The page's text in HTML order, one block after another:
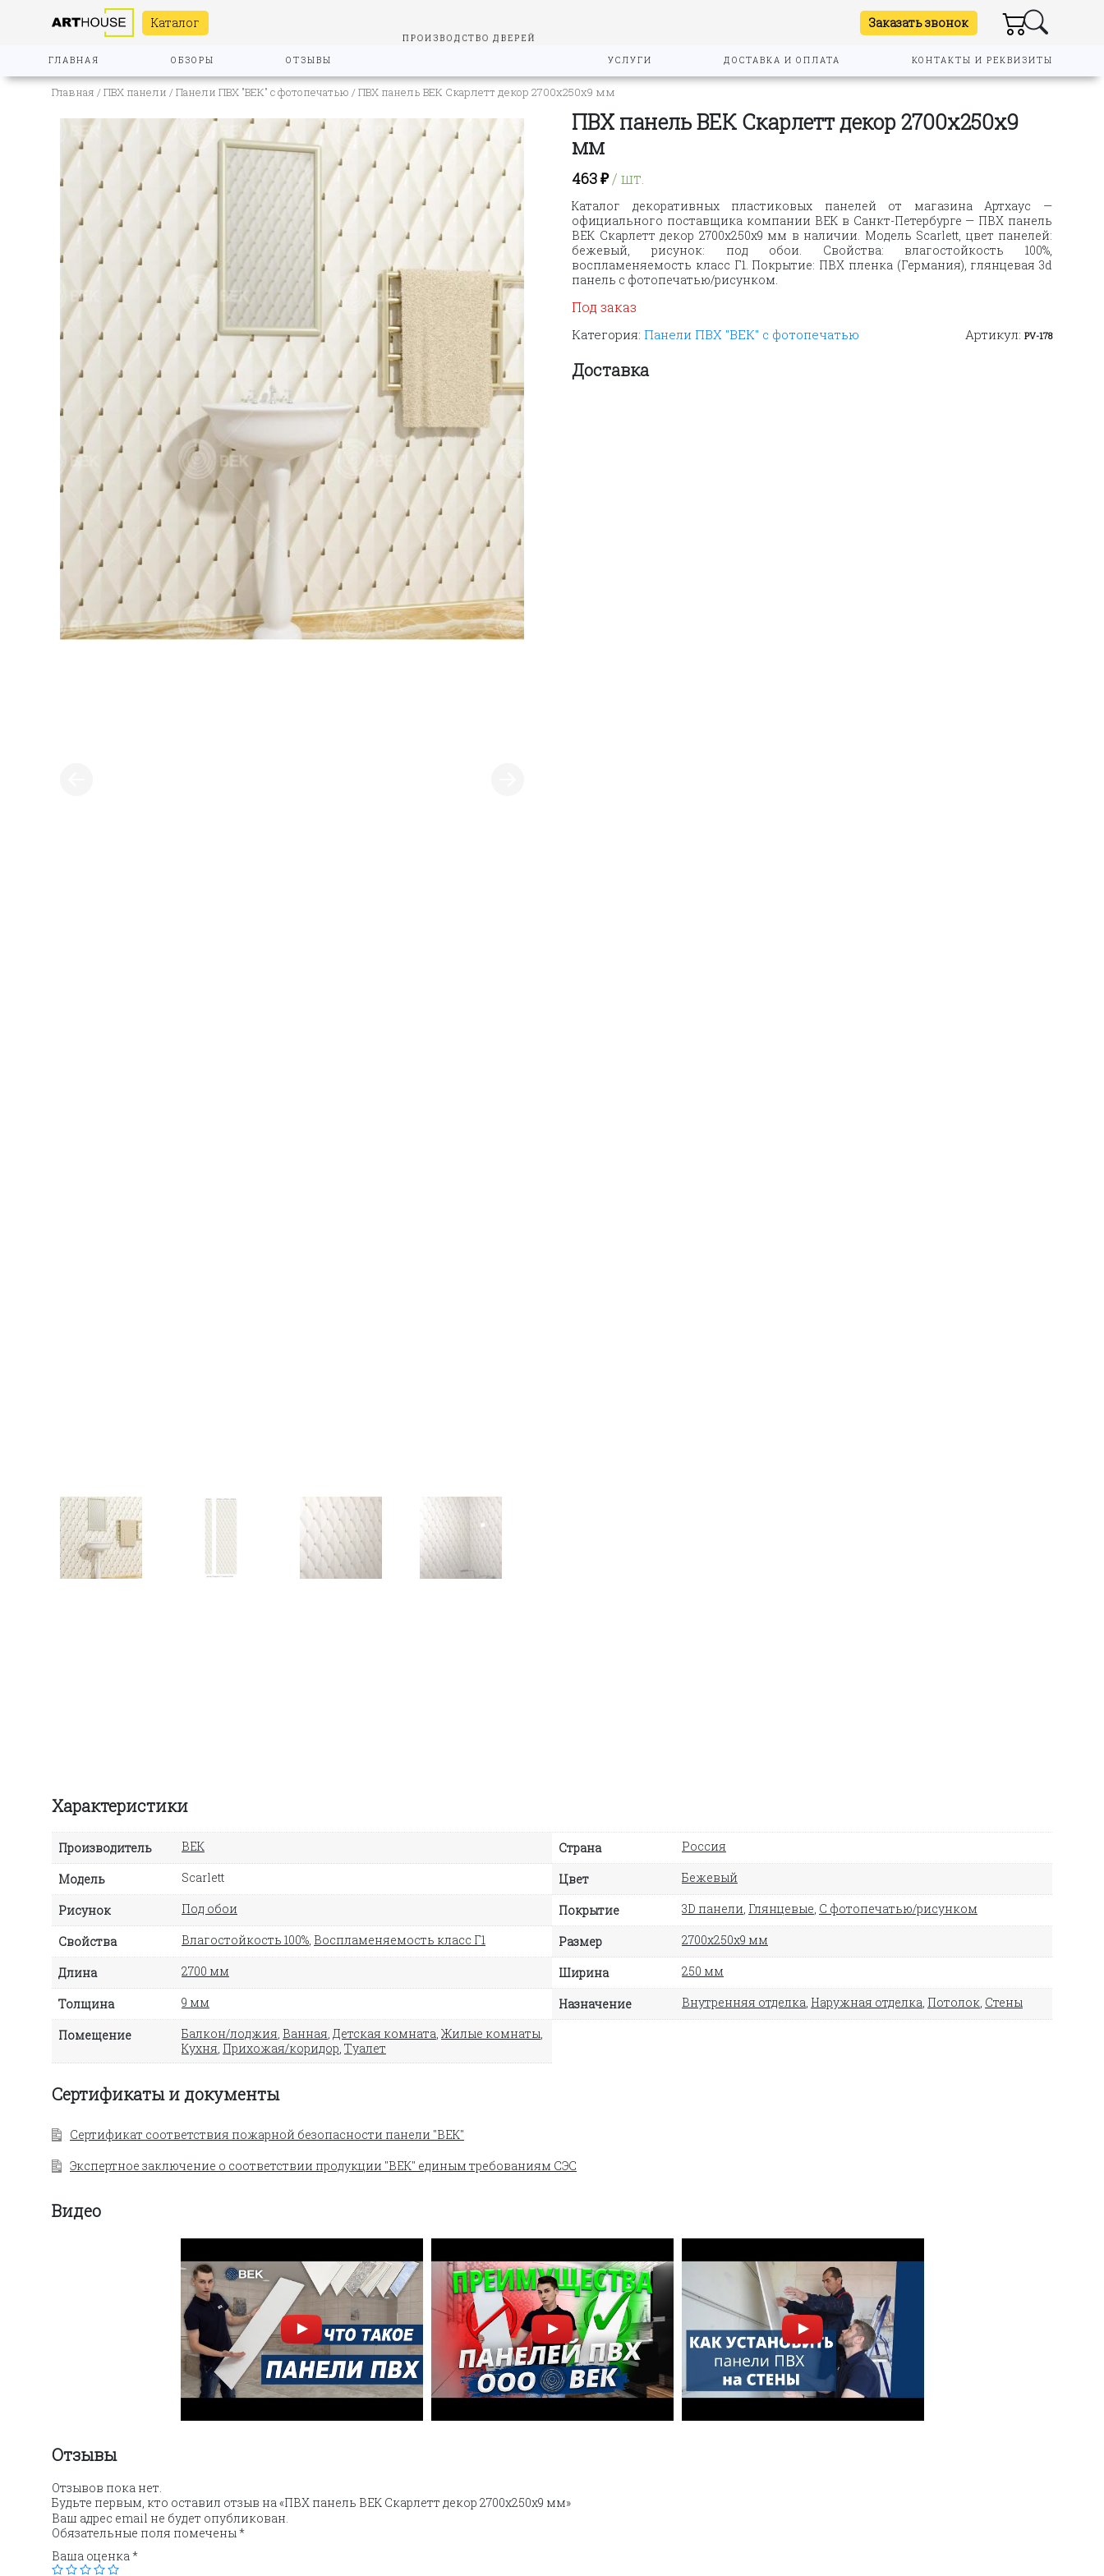
Каталог Заказать звонок
ГЛАВНАЯ ОБЗОРЫ ОТЗЫВЫ УСЛУГИ ДОСТАВКА И ОПЛАТА КОНТАКТЫ И РЕКВИЗИТЫ
Главная /ПВХ панели /Панели ПВХ "ВЕК" с фотопечатью / ПВХ панель ВЕК Скарлетт декор 2700х250х9 мм
ПВХ панель ВЕК Скарлетт декор 2700х250х9
мм
463₽/ шт.
Каталог декоративных пластиковых панелей от магазина Артхаус —
официального поставщика компании ВЕК в Санкт-Петербурге — ПВХ панель
ВЕК Скарлетт декор 2700х250х9 мм в наличии. Модель Scarlett, цвет панелей:
бежевый, рисунок: под обои. Свойства: влагостойкость 100%,
воспламеняемость класс Г1. Покрытие: ПВХ пленка (Германия), глянцевая 3d
панель с фотопечатью/рисунком.
Под заказ
Артикул: PV-178
Категория: Панели ПВХ "ВЕК" с фотопечатью
Доставка
Характеристики
Производитель ВЕК Страна Россия
Модель Scarlett Цвет Бежевый
Рисунок Под обои Покрытие 3D панели, Глянцевые, С фотопечатью/рисунком
Свойства Влагостойкость 100%, Воспламеняемость класс Г1 Размер 2700х250х9 мм
Длина 2700 мм Ширина 250 мм
Толщина 9 мм Назначение Внутренняя отделка, Наружная отделка, Потолок, Стены
Помещение Балкон/лоджия, Ванная, Детская комната, Жилые комнаты,
Кухня, Прихожая/коридор, Туалет
Сертификаты и документы
Сертификат соответствия пожарной безопасности панели "ВЕК"
Экспертное заключение о соответствии продукции "ВЕК" единым требованиям СЭС
Видео
Отзывы
Отзывов пока нет.
Будьте первым, кто оставил отзыв на «ПВХ панель ВЕК Скарлетт декор 2700х250х9 мм»
Ваш адрес email не будет опубликован.
Обязательные поля помечены*
Ваша оценка*